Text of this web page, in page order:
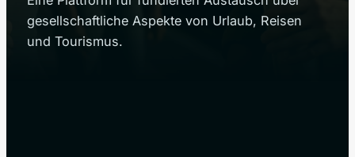
gesellschaftliche Aspekte von Urlaub, Reisen
und Tourismus.